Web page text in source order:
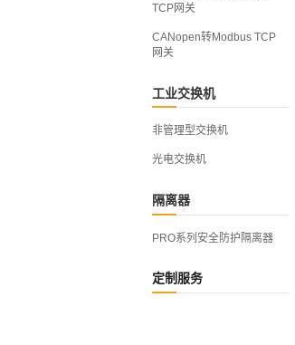
TCP网关
CANopen转Modbus TCP
网关
工业交换机
非管理型交换机
光电交换机
隔离器
PRO系列安全防护隔离器
定制服务